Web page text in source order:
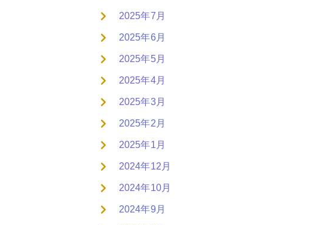
2025年7月
2025年6月
2025年5月
2025年4月
2025年3月
2025年2月
2025年1月
2024年12月
2024年10月
2024年9月